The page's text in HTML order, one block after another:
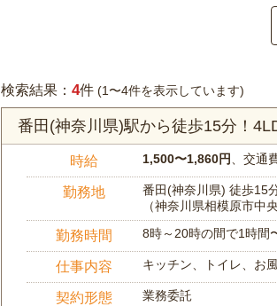
検索結果： 4件 (1〜4件を表示しています)
番田(神奈川県)駅から徒歩15分！
時給 1,500〜1,860円 、交通
勤務地
番田(神奈川県) 徒歩15
（神奈川県相模原市中
勤務時間 8時～20時の間で1時間
仕事内容 キッチン、トイレ、お
契約形態 業務委託